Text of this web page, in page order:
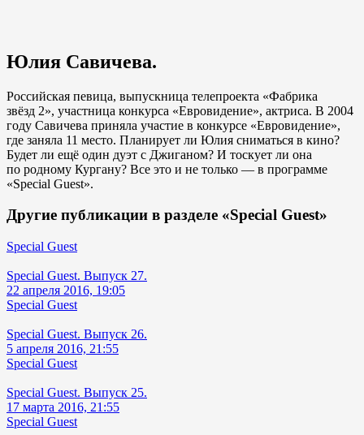
Юлия Савичева.
Российская певица, выпускница телепроекта «Фабрика
звёзд 2», участница конкурса «Евровидение», актриса. В 2004
году Савичева приняла участие в конкурсе «Евровидение»,
где заняла 11 место. Планирует ли Юлия сниматься в кино?
Будет ли ещё один дуэт с Джиганом? И тоскует ли она
по родному Кургану? Все это и не только — в программе
«Special Guest».
Другие публикации в разделе «Special Guest»
Special Guest
Special Guest. Выпуск 27.
22 апреля 2016, 19:05
Special Guest
Special Guest. Выпуск 26.
5 апреля 2016, 21:55
Special Guest
Special Guest. Выпуск 25.
17 марта 2016, 21:55
Special Guest